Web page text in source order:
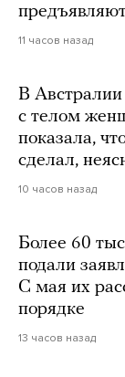
11 часов назад
В
с телом
показала,
сделал,
10 часов назад
Более 60
подали
С мая их
порядке
13 часов назад